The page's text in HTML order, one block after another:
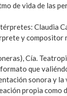
de vida de las
Claudia
y compositor
Cía.
que
sonora y
propia como